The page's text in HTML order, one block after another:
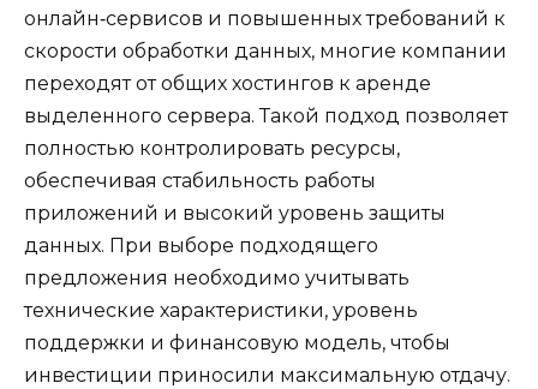
онлайн‑сервисов и повышенных требований к
скорости обработки данных, многие компании
переходят от общих хостингов к аренде
выделенного сервера. Такой подход позволяет
полностью контролировать ресурсы,
обеспечивая стабильность работы
приложений и высокий уровень защиты
данных. При выборе подходящего
предложения необходимо учитывать
технические характеристики, уровень
поддержки и финансовую модель, чтобы
инвестиции приносили максимальную отдачу.